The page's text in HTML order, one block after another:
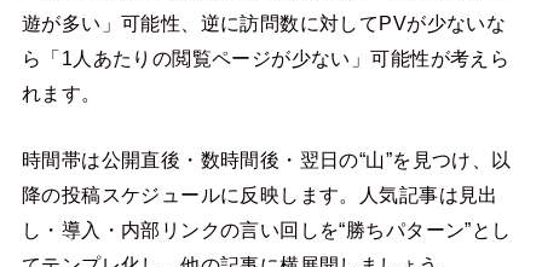
遊が多い」可能性、逆に訪問数に対してPVが少ないな
ら「1人あたりの閲覧ページが少ない」可能性が考えら
れます。
時間帯は公開直後・数時間後・翌日の“山”を見つけ、以
降の投稿スケジュールに反映します。人気記事は見出
し・導入・内部リンクの言い回しを“勝ちパターン”とし